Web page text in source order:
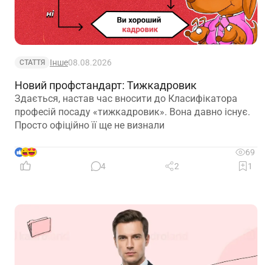
СТАТТЯ Інше08.08.2026
Новий профстандарт: Тижкадровик
Здається, настав час вносити до Класифікатора
професій посаду «тижкадровик». Вона давно існує.
Просто офіційно її ще не визнали
9
69
4
2 1